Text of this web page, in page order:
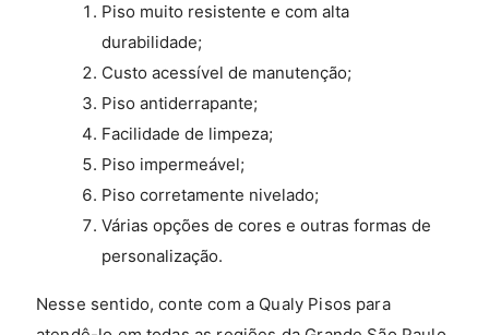
Piso muito resistente e com alta
durabilidade;
Custo acessível de manutenção;
Piso antiderrapante;
Facilidade de limpeza;
Piso impermeável;
Piso corretamente nivelado;
Várias opções de cores e outras formas de
personalização.
Nesse sentido, conte com a Qualy Pisos para